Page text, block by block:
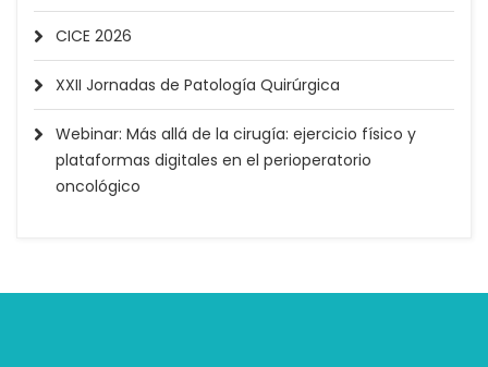
CICE 2026
XXII Jornadas de Patología Quirúrgica
Webinar: Más allá de la cirugía: ejercicio físico y
plataformas digitales en el perioperatorio
oncológico